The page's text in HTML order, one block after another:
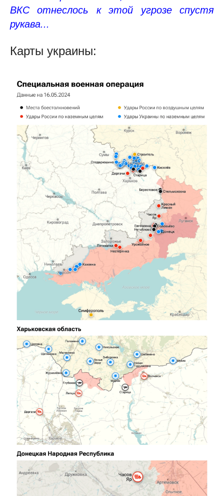
ВКС отнеслось к этой угрозе спустя
рукава...
Карты украины: